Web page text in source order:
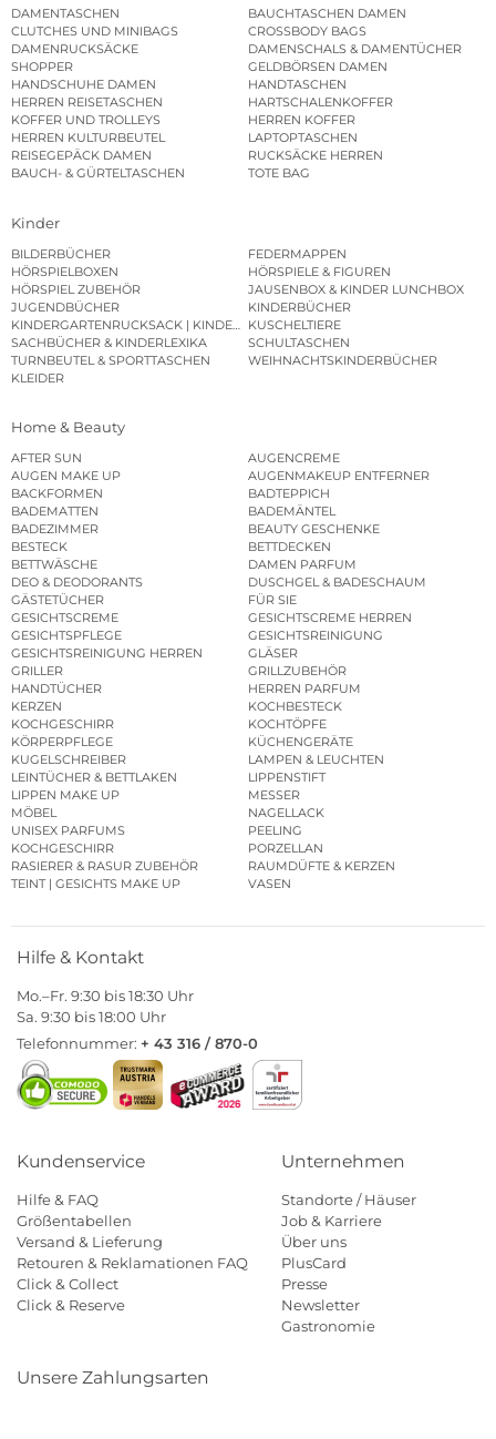
DAMENTASCHEN
BAUCHTASCHEN DAMEN
CLUTCHES UND MINIBAGS
CROSSBODY BAGS
DAMENRUCKSÄCKE
DAMENSCHALS & DAMENTÜCHER
SHOPPER
GELDBÖRSEN DAMEN
HANDSCHUHE DAMEN
HANDTASCHEN
HERREN REISETASCHEN
HARTSCHALENKOFFER
KOFFER UND TROLLEYS
HERREN KOFFER
HERREN KULTURBEUTEL
LAPTOPTASCHEN
REISEGEPÄCK DAMEN
RUCKSÄCKE HERREN
BAUCH- & GÜRTELTASCHEN
TOTE BAG
Kinder
BILDERBÜCHER
FEDERMAPPEN
HÖRSPIELBOXEN
HÖRSPIELE & FIGUREN
HÖRSPIEL ZUBEHÖR
JAUSENBOX & KINDER LUNCHBOX
JUGENDBÜCHER
KINDERBÜCHER
KINDERGARTENRUCKSACK | KINDERGARTENBEUTEL
KUSCHELTIERE
SACHBÜCHER & KINDERLEXIKA
SCHULTASCHEN
TURNBEUTEL & SPORTTASCHEN
WEIHNACHTSKINDERBÜCHER
KLEIDER
Home & Beauty
AFTER SUN
AUGENCREME
AUGEN MAKE UP
AUGENMAKEUP ENTFERNER
BACKFORMEN
BADTEPPICH
BADEMATTEN
BADEMÄNTEL
BADEZIMMER
BEAUTY GESCHENKE
BESTECK
BETTDECKEN
BETTWÄSCHE
DAMEN PARFUM
DEO & DEODORANTS
DUSCHGEL & BADESCHAUM
GÄSTETÜCHER
FÜR SIE
GESICHTSCREME
GESICHTSCREME HERREN
GESICHTSPFLEGE
GESICHTSREINIGUNG
GESICHTSREINIGUNG HERREN
GLÄSER
GRILLER
GRILLZUBEHÖR
HANDTÜCHER
HERREN PARFUM
KERZEN
KOCHBESTECK
KOCHGESCHIRR
KOCHTÖPFE
KÖRPERPFLEGE
KÜCHENGERÄTE
KUGELSCHREIBER
LAMPEN & LEUCHTEN
LEINTÜCHER & BETTLAKEN
LIPPENSTIFT
LIPPEN MAKE UP
MESSER
MÖBEL
NAGELLACK
UNISEX PARFUMS
PEELING
KOCHGESCHIRR
PORZELLAN
RASIERER & RASUR ZUBEHÖR
RAUMDÜFTE & KERZEN
TEINT | GESICHTS MAKE UP
VASEN
Hilfe & Kontakt
Mo.–Fr. 9:30 bis 18:30 Uhr
Sa. 9:30 bis 18:00 Uhr
Telefonnummer: + 43 316 / 870-0
Kundenservice
Hilfe & FAQ
Größentabellen
Versand & Lieferung
Retouren & Reklamationen FAQ
Click & Collect
Click & Reserve
Unternehmen
Standorte / Häuser
Job & Karriere
Über uns
PlusCard
Presse
Newsletter
Gastronomie
Unsere Zahlungsarten